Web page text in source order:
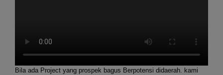
Bila ada Project yang prospek bagus Berpotensi didaerah. kami